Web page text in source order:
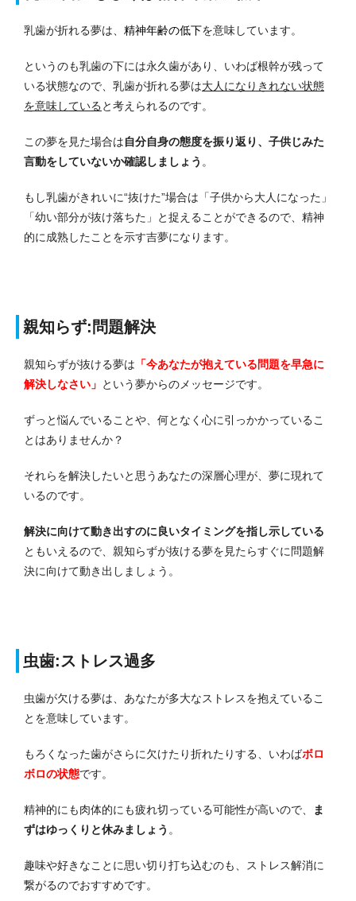
乳歯が折れる夢は、 精神年齢の低下を意味しています。
というのも乳歯の下には永久歯があり、いわば根幹が残って
いる状態なので、乳歯が折れる夢は大人になりきれない状態
を意味している と考えられるのです。
この夢を見た場合は自分自身の態度を振り返り、子供じみた
言動をしていないか確認しましょう 。
もし乳歯がきれいに“抜けた”場合は「子供から大人になった」
「幼い部分が抜け落ちた」と捉えることができるので、精神
的に成熟したことを示す吉夢になります。
親知らず:問題解決
親知らずが抜ける夢は 「今あなたが抱えている問題を早急に
解決しなさい」 という夢からのメッセージです。
ずっと悩んでいることや、何となく心に引っかかっているこ
とはありませんか？
それらを解決したいと思うあなたの深層心理が、夢に現れて
いるのです。
解決に向けて動き出すのに良いタイミングを指し示している
ともいえるので、親知らずが抜ける夢を見たらすぐに問題解
決に向けて動き出しましょう。
虫歯:ストレス過多
虫歯が欠ける夢は、あなたが多大なストレスを抱えているこ
とを意味しています。
もろくなった歯がさらに欠けたり折れたりする、いわばボロ
ボロの状態です。
精神的にも肉体的にも疲れ切っている可能性が高いので、
ま
ずはゆっくりと休みましょう 。
趣味や好きなことに思い切り打ち込むのも、ストレス解消に
繋がるのでおすすめです。